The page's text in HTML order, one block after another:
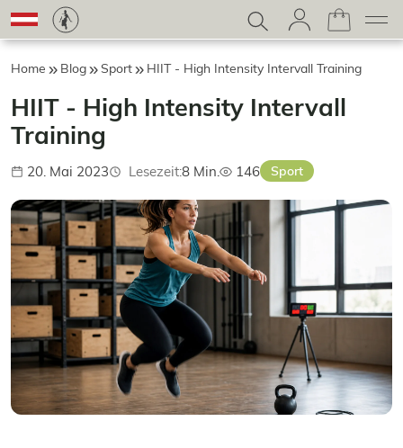
Home Blog Sport HIIT - High Intensity Intervall Training
HIIT - High Intensity Intervall
Training
Veröffentlicht:
20. Mai 2023 Lesezeit:8 Min.Aufrufe:
146 Sport